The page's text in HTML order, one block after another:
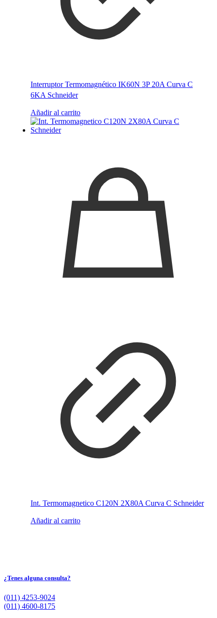
Interruptor Termomagnético IK60N 3P 20A Curva C
6KA Schneider
Añadir al carrito
Int. Termomagnetico C120N 2X80A Curva C Schneider
Añadir al carrito
¿Tenes alguna consulta?
(011) 4253-9024
(011) 4600-8175